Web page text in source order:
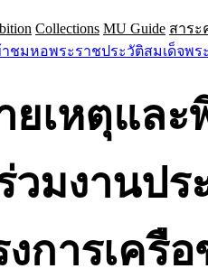
Collections MU Guide สาระ
ชมหอพระราชประวัติสมเด็จพ
ยเหตุแล
มงานปร
การเครื